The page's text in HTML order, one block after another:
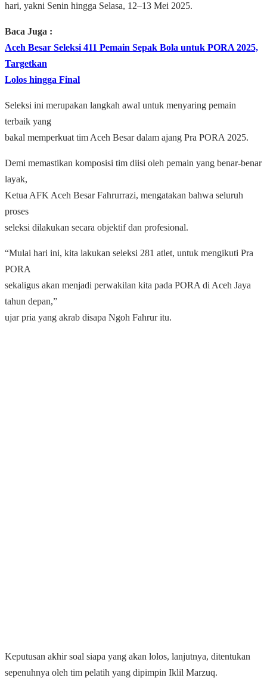
hari, yakni Senin hingga Selasa, 12–13 Mei 2025.
Baca Juga :
Aceh Besar Seleksi 411 Pemain Sepak Bola untuk PORA 2025,
Targetkan
Lolos hingga Final
Seleksi ini merupakan langkah awal untuk menyaring pemain
terbaik yang
bakal memperkuat tim Aceh Besar dalam ajang Pra PORA 2025.
Demi memastikan komposisi tim diisi oleh pemain yang benar-benar
layak,
Ketua AFK Aceh Besar Fahrurrazi, mengatakan bahwa seluruh
proses
seleksi dilakukan secara objektif dan profesional.
“Mulai hari ini, kita lakukan seleksi 281 atlet, untuk mengikuti Pra
PORA
sekaligus akan menjadi perwakilan kita pada PORA di Aceh Jaya
tahun depan,”
ujar pria yang akrab disapa Ngoh Fahrur itu.
Keputusan akhir soal siapa yang akan lolos, lanjutnya, ditentukan
sepenuhnya oleh tim pelatih yang dipimpin Iklil Marzuq.